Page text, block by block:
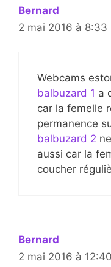
Bernard
2 mai 2016 à 8:33
Webcams
balbuzard 1 a
car la femelle
permanence
balbuzard 2
aussi car la
coucher
Bernard
2 mai 2016 à 12:40